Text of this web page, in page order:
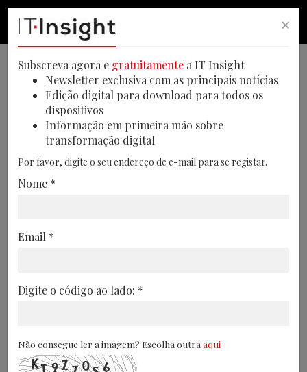
Logística acompanha
evolução tecnológica
Segundo os especialistas da Stratesys, a
×
Subscreva agora e gratuitamente a IT Insight
Newsletter exclusiva com as principais notícias
Edição digital para download para todos os
dispositivos
Informação em primeira mão sobre
transformação digital
Por favor, digite o seu endereço de e-mail para se registar.
Nome *
Email *
Digite o código ao lado: *
Não consegue ler a imagem? Escolha outra aqui